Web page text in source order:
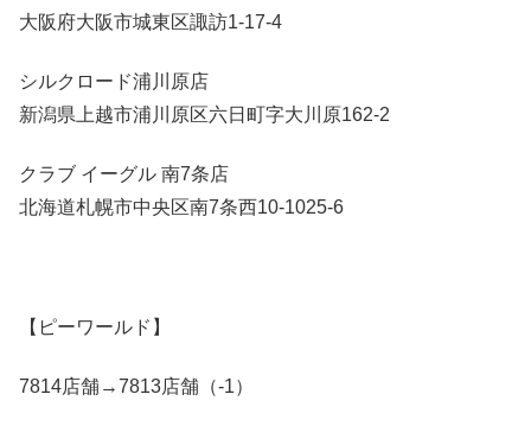
大阪府大阪市城東区諏訪1-17-4
シルクロード浦川原店
新潟県上越市浦川原区六日町字大川原162-2
クラブ イーグル 南7条店
北海道札幌市中央区南7条西10-1025-6
【ピーワールド】
7814店舗→7813店舗（-1）